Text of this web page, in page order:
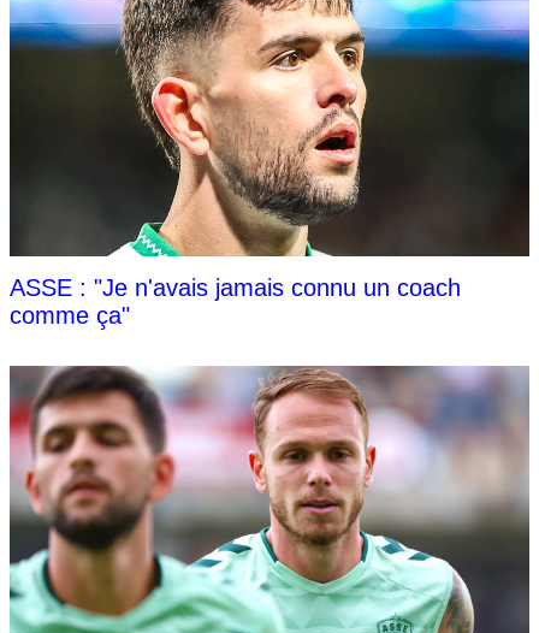
ASSE : "Je n'avais jamais connu un coach
comme ça"